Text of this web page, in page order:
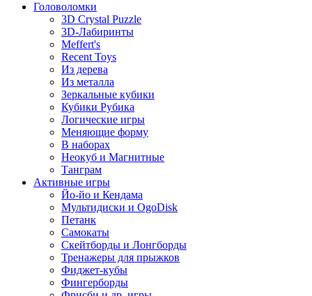
Головоломки
3D Crystal Puzzle
3D-Лабиринты
Meffert's
Recent Toys
Из дерева
Из металла
Зеркальные кубики
Кубики Рубика
Логические игры
Меняющие форму
В наборах
Неокуб и Магнитные
Танграм
Активные игры
Йо-йо и Кендама
Мультидиски и OgoDisk
Петанк
Самокаты
Скейтборды и Лонгборды
Тренажеры для прыжков
Фиджет-кубы
Фингерборды